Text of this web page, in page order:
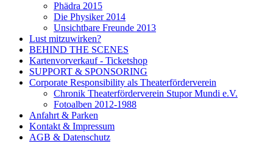
Phädra 2015
Die Physiker 2014
Unsichtbare Freunde 2013
Lust mitzuwirken?
BEHIND THE SCENES
Kartenvorverkauf - Ticketshop
SUPPORT & SPONSORING
Corporate Responsibility als Theaterförderverein
Chronik Theaterförderverein Stupor Mundi e.V.
Fotoalben 2012-1988
Anfahrt & Parken
Kontakt & Impressum
AGB & Datenschutz